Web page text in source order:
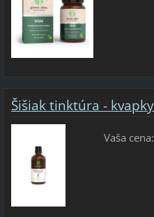
Šišiak tinktúra -
Vaša cena: